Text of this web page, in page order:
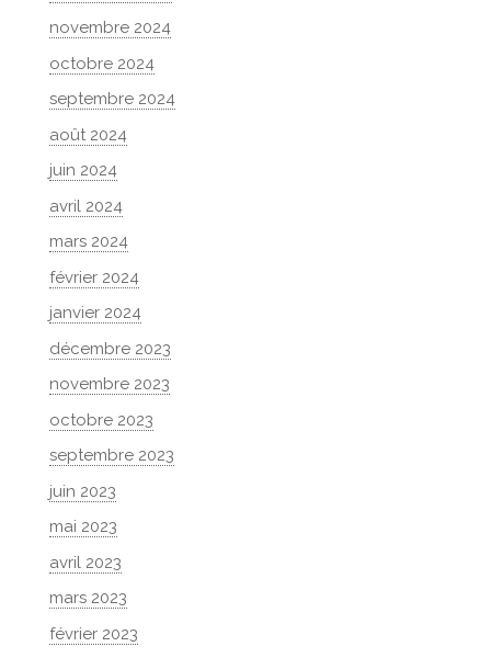
novembre 2024
octobre 2024
septembre 2024
août 2024
juin 2024
avril 2024
mars 2024
février 2024
janvier 2024
décembre 2023
novembre 2023
octobre 2023
septembre 2023
juin 2023
mai 2023
avril 2023
mars 2023
février 2023